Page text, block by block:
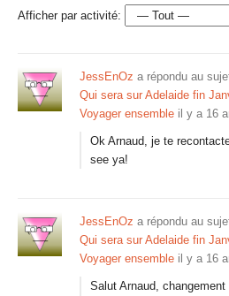
Afficher par activité:
JessEnOz a répondu au
Qui sera sur Adelaide fin
Voyager ensemble il y a 16
Ok Arnaud, je te
see ya!
JessEnOz a répondu au
Qui sera sur Adelaide fin
Voyager ensemble il y a 16
Salut Arnaud,